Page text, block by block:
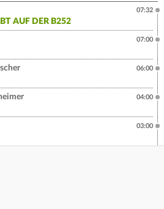
AUF DER B252
07:32
07:00
06:00
04:00
03:00